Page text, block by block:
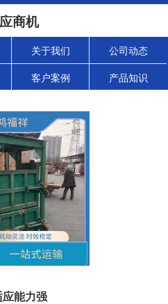
商机
关于我们 公司动态
客户案例 产品知识
应能力强